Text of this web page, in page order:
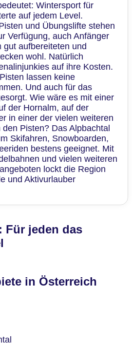
Wintersport für
auf jedem Level.
und Übungslifte stehen
Verfügung, auch Anfänger
gut aufbereiteten und
wohl. Natürlich
auf ihre Kosten.
lassen keine
Und auch für das
Wie wäre es mit einer
der Hornalm, auf der
in einer der vielen weiteren
Pisten? Das Alpbachtal
Skifahren, Snowboarden,
bestens geeignet. Mit
und vielen weiteren
lockt die Region
und Aktivurlauber
Für jeden das
in Österreich